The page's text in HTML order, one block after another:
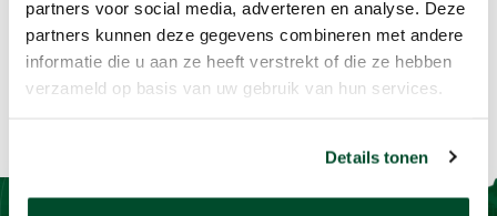
partners voor social media, adverteren en analyse. Deze
partners kunnen deze gegevens combineren met andere
informatie die u aan ze heeft verstrekt of die ze hebben
verzameld op basis van uw gebruik van hun services.
Details tonen